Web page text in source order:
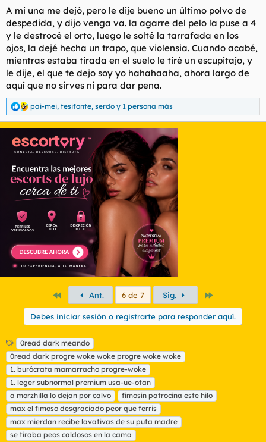
:
A mi una me dejó, pero le dije bueno un último polvo de
despedida, y dijo venga va. la agarre del pelo la puse a 4
y le destrocé el orto, luego le solté la tarrafada en los
ojos, la dejé hecha un trapo, que violensia. Cuando acabé,
mientras estaba tirada en el suelo le tiré un escupitajo, y
le dije, el que te dejo soy yo hahahaaha, ahora largo de
aquí que no sirves ni para dar pena.
R
e
a
c
c
o
n
e
pai-mei, tesifonte, serdo y 1 persona más
PrimeroAnt. 6 de 7 Sig.
Debes iniciar sesión o registrarte para responder aquí.
E
t
i
q
u
e
t
a
s
0read dark meando
0read dark progre woke woke progre woke woke
1. burócrata mamarracho progre-woke
1. leger subnormal premium usa-ue-otan
a morzhilla lo dejan por calvo
fimosín patrocina este hilo
max el fimoso desgraciado peor que ferris
max mierdan recibe lavativas de su puta madre
se tiraba peos caldosos en la cama